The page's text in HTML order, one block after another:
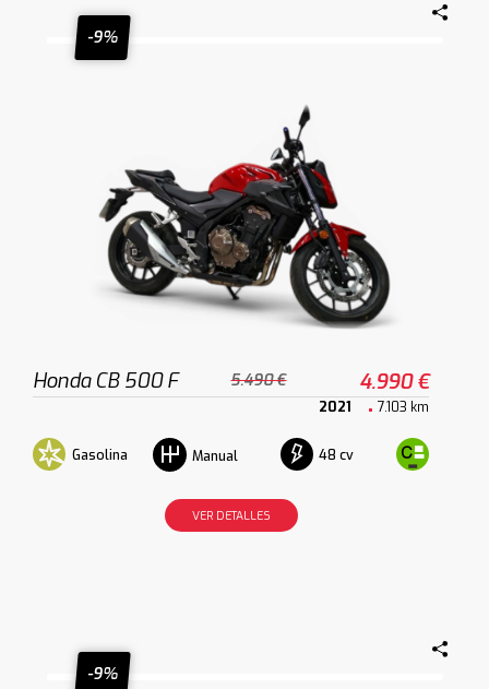
-9%
Honda CB 500 F 5.490 € 4.990 €
2021 7.103 km
Gasolina Manual 48 cv
VER DETALLES
-9%